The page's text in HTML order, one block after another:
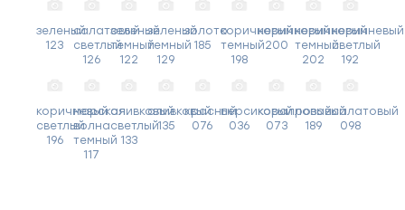
зеленый
123
салатовый
светлый
126
зеленый
темный
122
зеленый
темный
129
золото
185
коричневый
темный
198
коричневый
200
коричневый
темный
202
коричневый
светлый
192
коричневый
светлый
196
морская
волна
темный
117
оливковый
светлый
133
оливковый
135
красный
076
персиковый
036
коралловый
073
розовый
189
салатовый
098